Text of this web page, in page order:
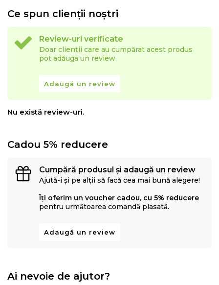
Ce spun clienții noștri
Review-uri verificate
Doar clienții care au cumpărat acest produs
pot adăuga un review.
Adaugă un review
Nu există review-uri.
Cadou 5% reducere
Cumpără produsul și adaugă un review
Ajută-i și pe alții să facă cea mai bună alegere!
Îți oferim un voucher cadou, cu 5% reducere
pentru următoarea comandă plasată.
Adaugă un review
Ai nevoie de ajutor?